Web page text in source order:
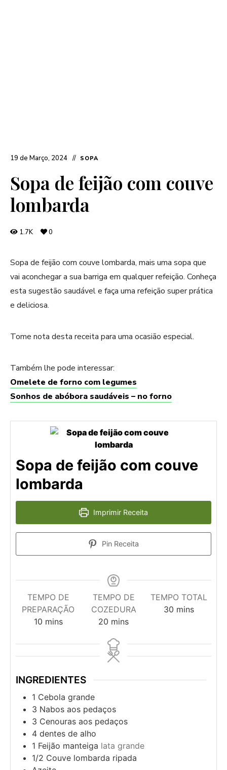
19 de Março, 2024 SOPA
Sopa de feijão com couve
lombarda
1.7K 0
Sopa de feijão com couve lombarda, mais uma sopa que
vai aconchegar a sua barriga em qualquer refeição. Conheça
esta sugestão saudável e faça uma refeição super prática
e deliciosa.
Tome nota desta receita para uma ocasião especial.
Também lhe pode interessar:
Omelete de forno com legumes
Sonhos de abóbora saudáveis – no forno
Sopa de feijão com couve
lombarda
Imprimir Receita
Pin Receita
TEMPO DE
PREPARAÇÃO
10 mins
TEMPO DE
COZEDURA
20 mins
TEMPO TOTAL
30 mins
INGREDIENTES
1 Cebola grande
3 Nabos aos pedaços
3 Cenouras aos pedaços
4 dentes de alho
1 Feijão manteiga lata grande
1/2 Couve lombarda ripada